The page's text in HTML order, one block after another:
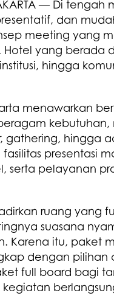
— Di
dan
meeting yang
yang berada
hingga
menawarkan
gathering, hingga
presentasi
serta pelayanan
ruang yang
suasana
Karena itu, paket
dengan
full board bagi